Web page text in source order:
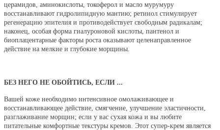
церамидов, аминокислоты, токоферол и масло мурумуру
восстанавливают гидролипидную мантию; ретинол стимулирует
регенерацию эпителия и противодействует свободным радикалам;
наконец, особая форма гиалуроновой кислоты, пантенол и
биоплацентарные факторы роста оказывают целенаправленное
действие на мелкие и глубокие морщины.
БЕЗ НЕГО НЕ ОБОЙТИСЬ, ЕСЛИ ...
Вашей коже необходимо интенсивное омолаживающее и
восстанавливающее действие, смягчение, улучшение эластичности,
разглаживание морщин; если у вас сухая кожа и вы любите
питательные комфортные текстуры кремов. Этот супер-крем является